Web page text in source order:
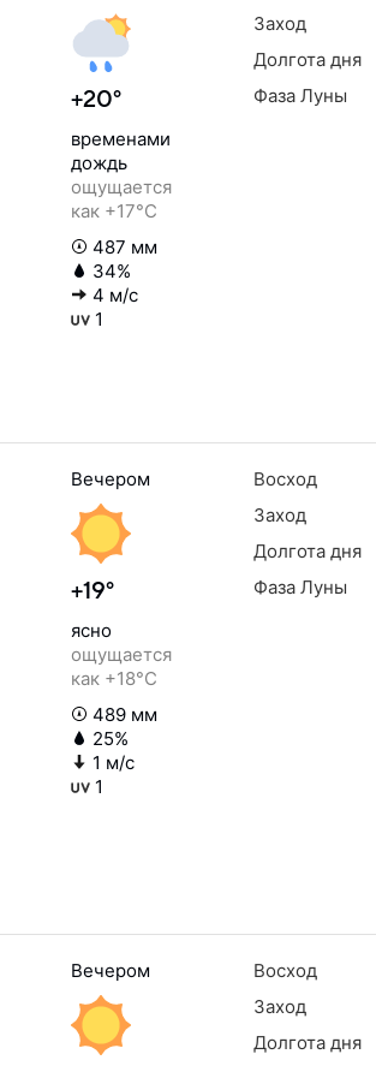
+20°
временами
дождь
ощущается
как +17°C
487 мм
34%
4 м/с
1
Заход
Долгота дня
Фаза Луны
Вечером
+19°
ясно
ощущается
как +18°C
489 мм
25%
1 м/с
1
Восход
Заход
Долгота дня
Фаза Луны
Вечером Восход
Заход
Долгота дня